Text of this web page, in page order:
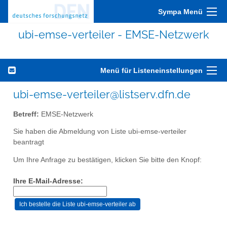
Sympa Menü
ubi-emse-verteiler - EMSE-Netzwerk
Menü für Listeneinstellungen
ubi-emse-verteiler@listserv.dfn.de
Betreff: EMSE-Netzwerk
Sie haben die Abmeldung von Liste ubi-emse-verteiler
beantragt
Um Ihre Anfrage zu bestätigen, klicken Sie bitte den Knopf:
Ihre E-Mail-Adresse: